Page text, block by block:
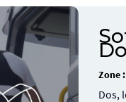
Zone :
Dos,